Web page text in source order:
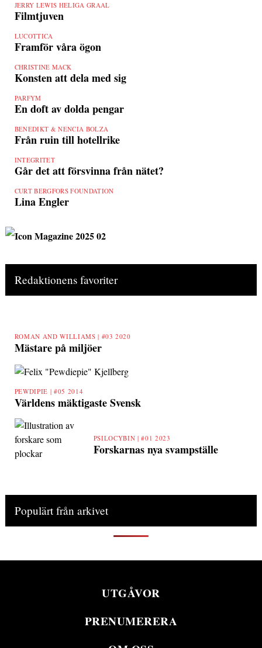
JERRY LEWIS HELIGA GRAAL
Filmtjuven
LUCOTTICA
Framför våra ögon
CHRISTINE MACK
Konsten att dela med sig
PARFYM
En doft av dolda pengar
BENEDIKT & NENCIA BOLZA
Från ruin till hotellrike
INTEGRITET
Går det att försvinna från nätet?
CURT BERGFORS FOUNDATION
Lina Engler
Redaktionens favoriter
ROMAN AND WILLIAMS | #03 2020
Mästare på miljöer
PEWDIPIE | #05 2014
Världens mäktigaste Svensk
PSILOCYBIN |#01 2023
Forskarnas nya svampställe
Populärt från arkivet
UTGÅVOR
PRENUMERERA